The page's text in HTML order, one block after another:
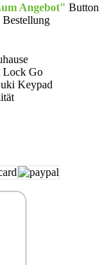
Angebot" Button
Lock Go
Keypad